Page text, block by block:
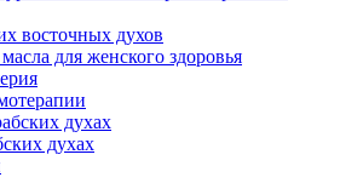
восточных духов
для женского здоровья
духах
духах